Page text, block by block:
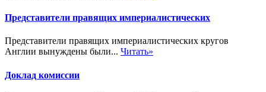
Представители правящих империалистических
Представители правящих империалистических кругов
Англии вынуждены были... Читать»
Доклад комиссии